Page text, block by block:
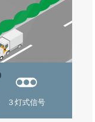
３灯式信号